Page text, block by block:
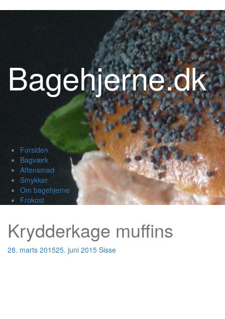
Bagehjerne.dk
Forsiden
Bagværk
Aftensmad
Smykker
Om bagehjerne
Frokost
Krydderkage muffins
28. marts 201525. juni 2015 Sisse